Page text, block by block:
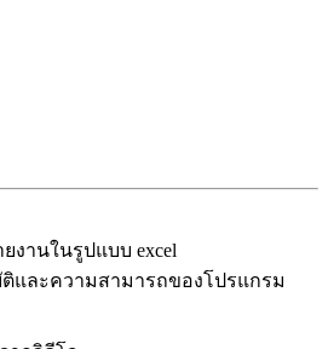
งานในรูปแบบ excel
ติและความสามารถของโปรแกรม